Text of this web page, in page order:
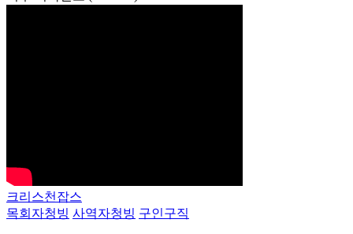
크리스천잡스
목회자청빙 사역자청빙 구인구직